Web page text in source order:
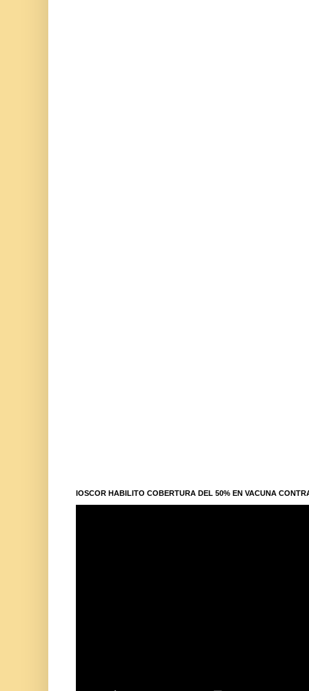
IOSCOR HABILITO COBERTURA DEL 50% EN VACUNA